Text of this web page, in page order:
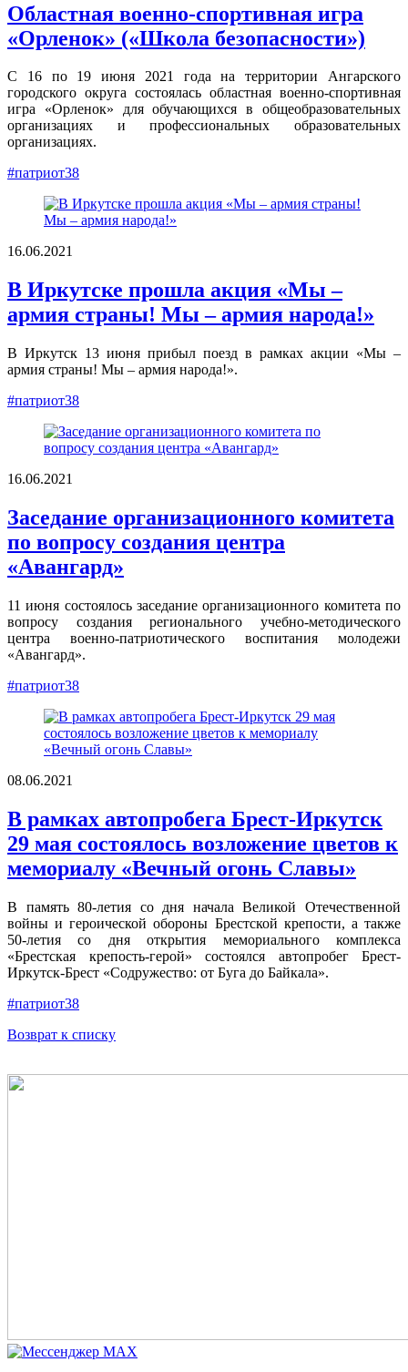
Областная военно-спортивная игра
«Орленок» («Школа безопасности»)
С 16 по 19 июня 2021 года на территории Ангарского
городского округа состоялась областная военно-спортивная
игра «Орленок» для обучающихся в общеобразовательных
организациях и профессиональных образовательных
организациях.
#патриот38
16.06.2021
В Иркутске прошла акция «Мы –
армия страны! Мы – армия народа!»
В Иркутск 13 июня прибыл поезд в рамках акции «Мы –
армия страны! Мы – армия народа!».
#патриот38
16.06.2021
Заседание организационного комитета
по вопросу создания центра
«Авангард»
11 июня состоялось заседание организационного комитета по
вопросу создания регионального учебно-методического
центра военно-патриотического воспитания молодежи
«Авангард».
#патриот38
08.06.2021
В рамках автопробега Брест-Иркутск
29 мая состоялось возложение цветов к
мемориалу «Вечный огонь Славы»
В память 80-летия со дня начала Великой Отечественной
войны и героической обороны Брестской крепости, а также
50-летия со дня открытия мемориального комплекса
«Брестская крепость-герой» состоялся автопробег Брест-
Иркутск-Брест «Содружество: от Буга до Байкала».
#патриот38
Возврат к списку